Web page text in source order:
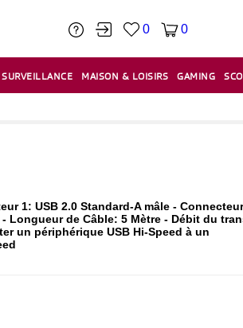
0 0
SURVEILLANCE MAISON & LOISIRS GAMING
1: USB 2.0 Standard-A mâle -
Longueur de Câble: 5 Mètre - Débit du
un périphérique USB Hi-Speed ​​à un